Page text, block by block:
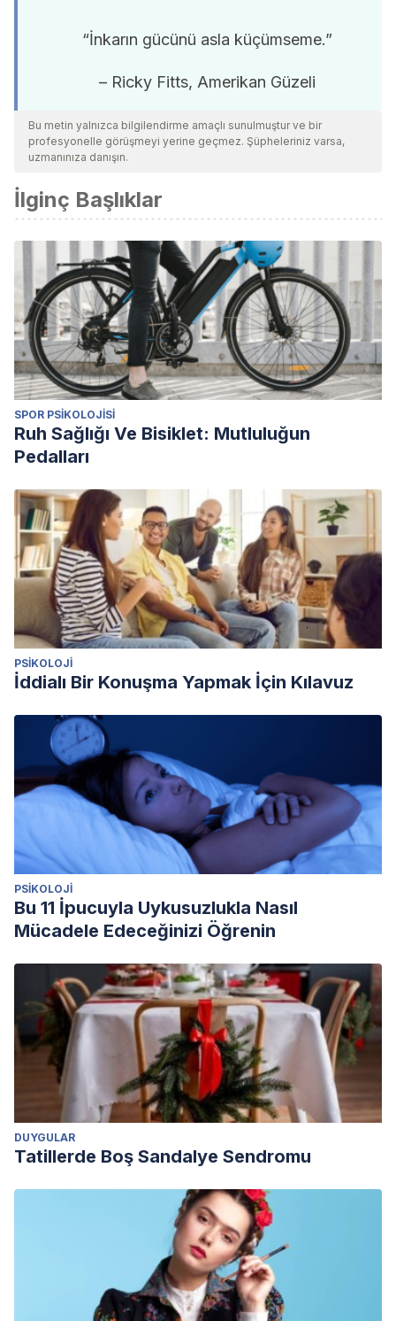
“İnkarın gücünü asla küçümseme.”
– Ricky Fitts, Amerikan Güzeli
Bu metin yalnızca bilgilendirme amaçlı sunulmuştur ve bir
profesyonelle görüşmeyi yerine geçmez. Şüpheleriniz varsa,
uzmanınıza danışın.
İlginç Başlıklar
SPOR PSIKOLOJISI
Ruh Sağlığı Ve Bisiklet: Mutluluğun
Pedalları
PSIKOLOJI
İddialı Bir Konuşma Yapmak İçin Kılavuz
PSIKOLOJI
Bu 11 İpucuyla Uykusuzlukla Nasıl
Mücadele Edeceğinizi Öğrenin
DUYGULAR
Tatillerde Boş Sandalye Sendromu